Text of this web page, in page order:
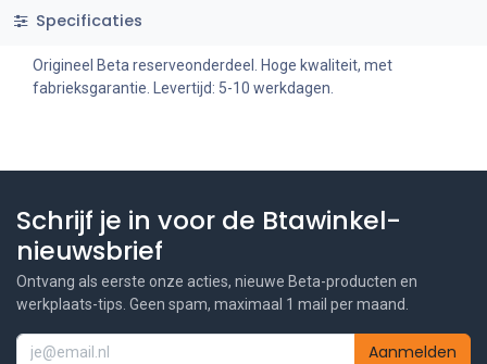
Specificaties
Origineel Beta reserveonderdeel. Hoge kwaliteit, met
fabrieksgarantie. Levertijd: 5-10 werkdagen.
Schrijf je in voor de Btawinkel-
nieuwsbrief
Ontvang als eerste onze acties, nieuwe Beta-producten en
werkplaats-tips. Geen spam, maximaal 1 mail per maand.
Aanmelden